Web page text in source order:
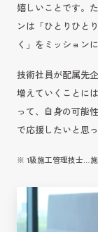
嬉しいことです。
ンは「ひとりひと
く」をミッション
技術社員が配属先
増えていくことに
って、自身の可能
で応援したいと思
※ 1級施工管理技士…